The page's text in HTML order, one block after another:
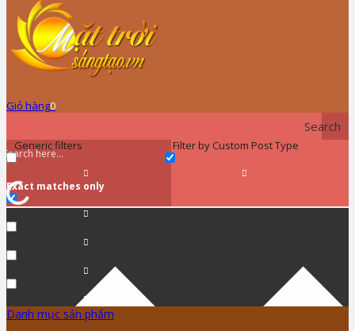
Giỏ hàng0
Search
Generic filters
Exact matches only
Filter by Custom Post Type
Danh mục sản phẩm